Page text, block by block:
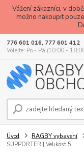
Vážení zákazníci, v
možno nakoupit
776 601 016, 777 601 412
Volejte: Po - Pá (10:00 -
Úvod RAGBY vybavení
SUPPORTER | Velikost 5